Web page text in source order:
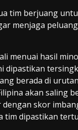
tim berjuang
menjaga
menuai hasil
dipastikan
berada di
akan saling
skor
tim dipastikan